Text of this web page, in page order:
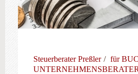
Steuerberater Preßler
für
UNTERNEHMENSBERATER